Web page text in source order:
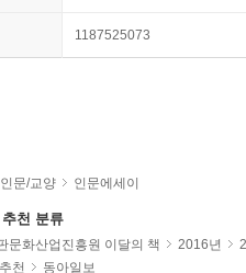
1187525073
인문/교양 인문에세이
천 분류
문화산업진흥원 이달의 책 2016년
천 동아일보